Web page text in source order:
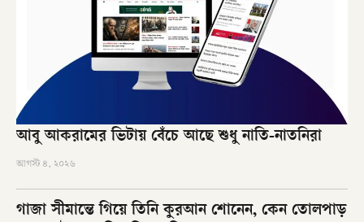
আবু আকরামের ভিটায় বেঁচে আছে শুধু নাতি-নাতনিরা
আগস্ট ৪, ২০২৬
গাজা সীমান্তে গিয়ে তিনি কুরআন শোনেন, কেন তোলপাড়